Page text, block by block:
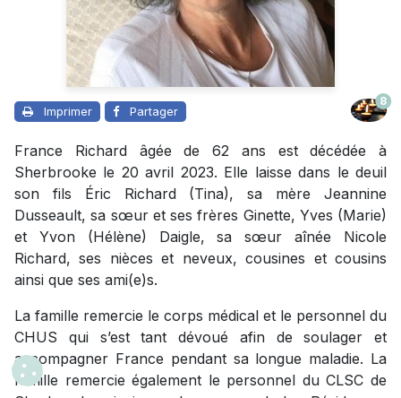
Imprimer Partager
8
France Richard âgée de 62 ans est décédée à
Sherbrooke le 20 avril 2023. Elle laisse dans le deuil
son fils Éric Richard (Tina), sa mère Jeannine
Dusseault, sa sœur et ses frères Ginette, Yves (Marie)
et Yvon (Hélène) Daigle, sa sœur aînée Nicole
Richard, ses nièces et neveux, cousines et cousins
ainsi que ses ami(e)s.
La famille remercie le corps médical et le personnel du
CHUS qui s’est tant dévoué afin de soulager et
accompagner France pendant sa longue maladie. La
famille remercie également le personnel du CLSC de